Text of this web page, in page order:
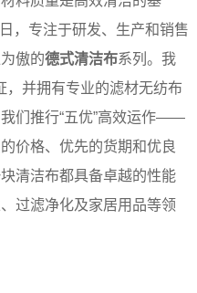
，专注于研发、生产和销售
傲的德式清洁布系列。我
，并拥有专业的滤材无纺布
们推行“五优”高效运作——
价格、优先的货期和优良
清洁布都具备卓越的性能
过滤净化及家居用品等领